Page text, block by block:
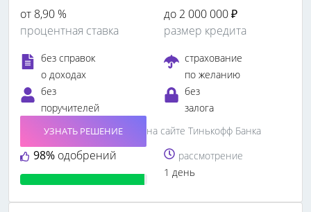
от 8,90 %
процентная ставка
до 2 000 000 ₽
размер кредита
без справок
о доходах
страхование
по желанию
без
поручителей
без
залога
98% одобрений
УЗНАТЬ РЕШЕНИЕ
на сайте Тинькофф Банка
рассмотрение
1 день